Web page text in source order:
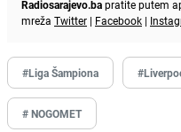
Radiosarajevo.bapratite putem
mreža Twitter | Facebook |
#Liga Šampiona
# NOGOMET